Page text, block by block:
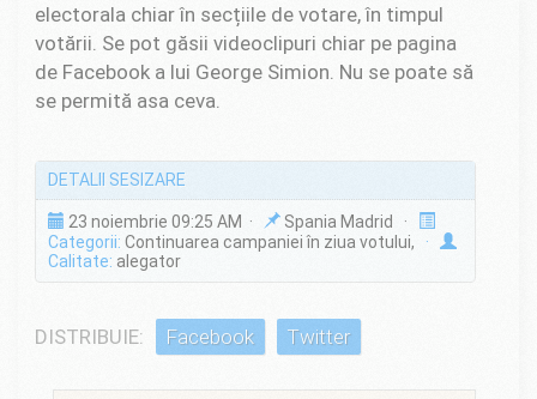
electorala chiar în secțiile de votare, în timpul
votării. Se pot găsii videoclipuri chiar pe pagina
de Facebook a lui George Simion. Nu se poate să
se permită asa ceva.
DETALII SESIZARE
23 noiembrie 09:25 AM ·
Spania Madrid ·
Categorii: Continuarea campaniei în ziua votului,
·
Calitate: alegator
DISTRIBUIE: Facebook Twitter